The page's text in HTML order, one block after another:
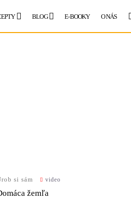
BLOG E-BOOKY O NÁS
si sám video
žemľa